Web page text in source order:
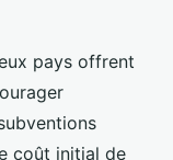
pays offrent
coût initial de